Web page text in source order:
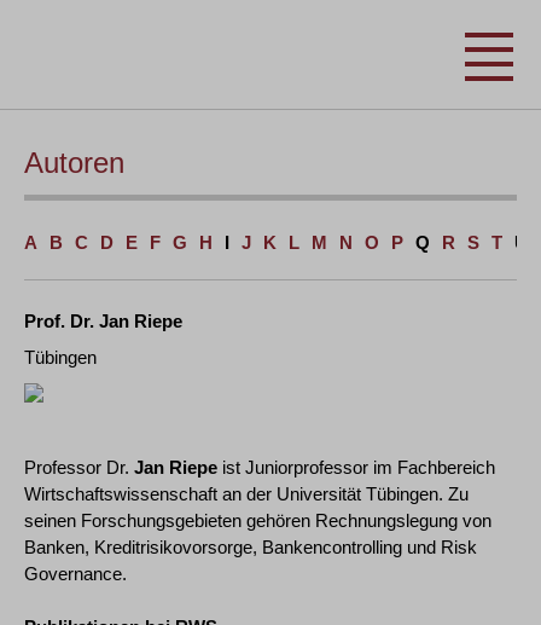
Autoren
A B C D E F G H I J K L M N O P Q R S T U
Prof. Dr. Jan Riepe
Tübingen
Professor Dr. Jan Riepe ist Juniorprofessor im Fachbereich
Wirtschaftswissenschaft an der Universität Tübingen. Zu
seinen Forschungsgebieten gehören Rechnungslegung von
Banken, Kreditrisikovorsorge, Bankencontrolling und Risk
Governance.